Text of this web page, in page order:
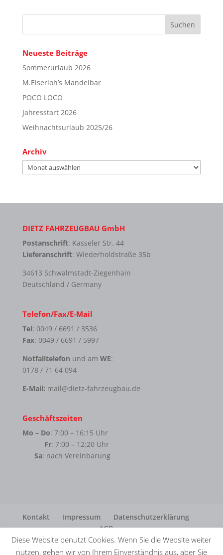
Neueste Beiträge
Sommerurlaub 2026
M.Eiserloh’s Mandelbar
POCO LOCO
Jahresstart 2026
Weihnachtsurlaub 2025/26
Archiv
Archiv
DIETZ FAHRZEUGBAU GmbH
Postanschrift: Kasseler Str. 44
Lieferanschrift: Wiederholdstraße 35b
34613 Schwalmstadt-Ziegenhain
Deutschland / Germany
Telefon/Fax/E-Mail
Tel: 0049 / 6691 / 3536
Fax: 0049 / 6691 / 5997
Notfalltelefon und am WE:
0178 / 71 64 094
E-Mail: mail@dietz-fahrzeugbau.de
Geschäftszeiten
Mo – Do: 7:00 – 16:15 Uhr
Fr: 7:00 – 12:20 Uhr
Sa: nach Vereinbarung
Kontakt Impressum
Datenschutzerklärung
AGB
Diese Website benutzt Cookies. Wenn Sie die Website weiter
nutzen, gehen wir von Ihrem Einverständnis aus, aber Sie